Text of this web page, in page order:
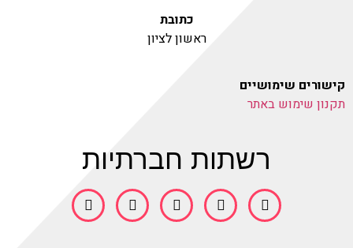
רשתות חברתיות
כתובת
ראשון לציון
קישורים שימושיים
תקנון שימוש באתר